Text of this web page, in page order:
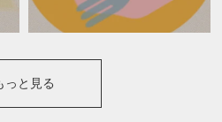
っと見る